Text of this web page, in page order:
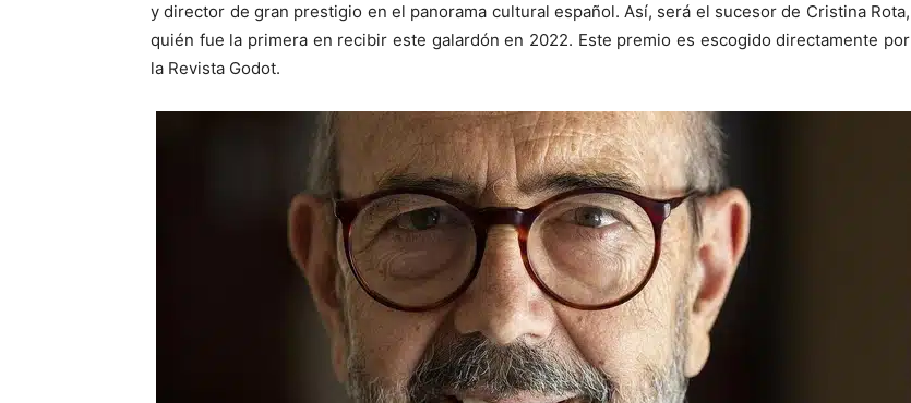
y director de gran prestigio en el panorama cultural español. Así, será el sucesor de Cristina Rota,
quién fue la primera en recibir este galardón en 2022. Este premio es escogido directamente por
la Revista Godot.